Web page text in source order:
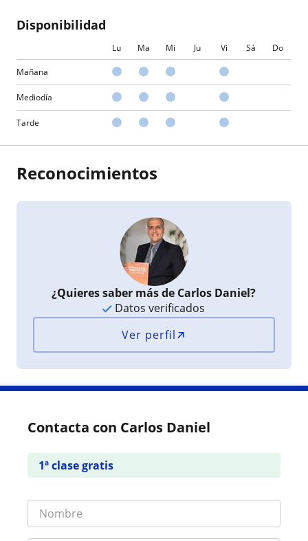
Disponibilidad
Lu Ma Mi Ju Vi Sá Do
Mañana
Mediodía
Tarde
Reconocimientos
¿Quieres saber más de Carlos Daniel?
Datos verificados
Ver perfil
Contacta con Carlos Daniel
1ª clase gratis